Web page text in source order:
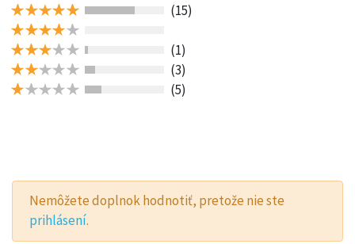
(15)
(1)
(3)
(5)
Nemôžete doplnok hodnotiť, pretože nie ste
prihlásení.